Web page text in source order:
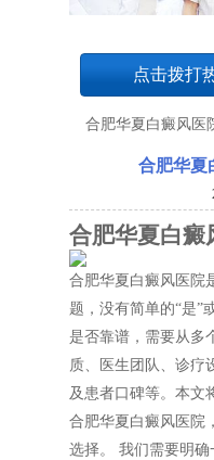
点击拨打
合肥华夏白癜风医
合肥华夏
合肥华夏白癜
合肥华夏白癜风医院
题，没有简单的“是”
是否靠谱，需要从多
质、医生团队、诊疗
及患者口碑等。本文
合肥华夏白癜风医院
选择。 我们需要明